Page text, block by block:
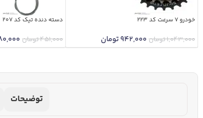
خودرو 7 سرعت کد 223
1,043,000تومان 942,000تومان
دسته دنده تیک کد 207
451,000تومان
توضیحات